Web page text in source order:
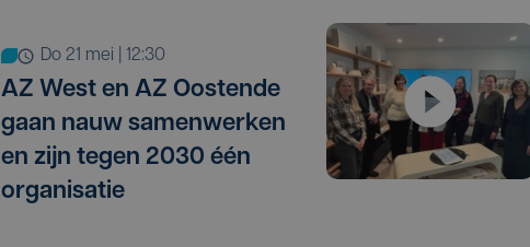
do 21 mei | 12:30
AZ West en AZ Oostende
gaan nauw samenwerken
en zijn tegen 2030 één
organisatie